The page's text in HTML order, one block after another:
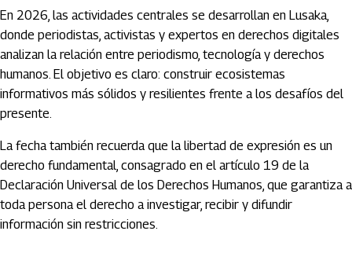
En 2026, las actividades centrales se desarrollan en Lusaka,
donde periodistas, activistas y expertos en derechos digitales
analizan la relación entre periodismo, tecnología y derechos
humanos. El objetivo es claro: construir ecosistemas
informativos más sólidos y resilientes frente a los desafíos del
presente.
La fecha también recuerda que la libertad de expresión es un
derecho fundamental, consagrado en el artículo 19 de la
Declaración Universal de los Derechos Humanos, que garantiza a
toda persona el derecho a investigar, recibir y difundir
información sin restricciones.